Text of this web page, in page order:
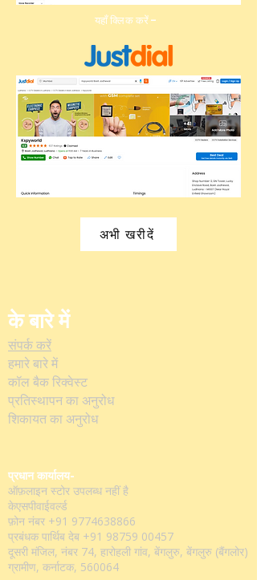
यहाँ क्लिक करें -
अभी खरीदें
के बारे में
संपर्क करें
हमारे बारे में
कॉल बैक रिक्वेस्ट
प्रतिस्थापन का अनुरोध
शिकायत का अनुरोध
प्रधान कार्यालय-
ऑफ़लाइन स्टोर उपलब्ध नहीं है
केएसपीवाईवर्ल्ड
फ़ोन नंबर +91 9774638866
प्रबंधक पार्थिब देब +91 98759 00457
दूसरी मंजिल, नंबर 74, हारोहली गांव, बेंगलुरु, बेंगलुरु (बैंगलोर)
ग्रामीण, कर्नाटक, 560064